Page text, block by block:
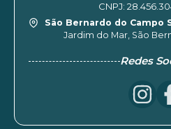
CNPJ:
São Bernardo do Campo
Jardim do Mar, São
Redes